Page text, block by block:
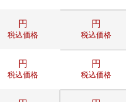
円
税込価格
円
税込価格
円
税込価格
円
税込価格